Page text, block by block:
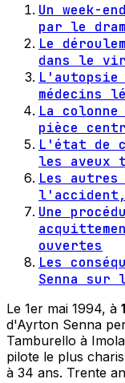
Un week-
par le
Le
dans le
L'autopsie
médecins
La
pièce
L'état de
les aveux
Les autres
Une
ouvertes
Les
Senna sur
Le 1er mai 1994, à
d'Ayrton Senna
Tamburello à
pilote le plus
à 34 ans. Trente